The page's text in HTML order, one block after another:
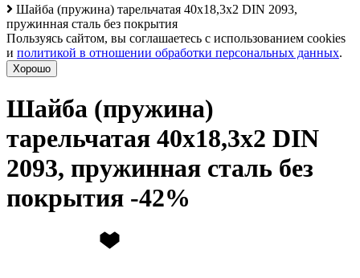
Шайба (пружина) тарельчатая 40х18,3х2 DIN 2093,
пружинная сталь без покрытия
Пользуясь сайтом, вы соглашаетесь с использованием cookies
и политикой в отношении обработки персональных данных.
Хорошо
Шайба (пружина)
тарельчатая 40х18,3х2 DIN
2093, пружинная сталь без
покрытия